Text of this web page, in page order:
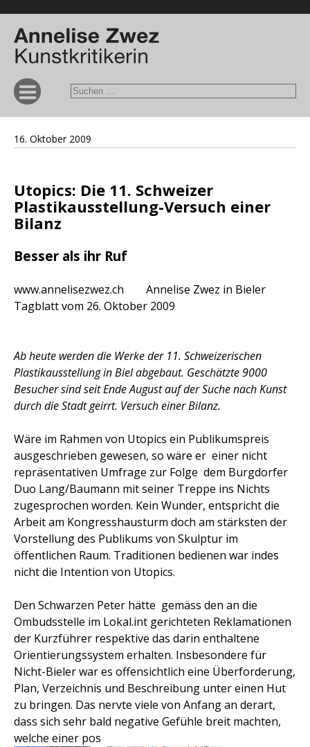
16. Oktober 2009
Utopics: Die 11. Schweizer
Plastikausstellung-Versuch einer
Bilanz
Besser als ihr Ruf
www.annelisezwez.ch Annelise Zwez in Bieler
Tagblatt vom 26. Oktober 2009
Ab heute werden die Werke der 11. Schweizerischen
Plastikausstellung in Biel abgebaut. Geschätzte 9000
Besucher sind seit Ende August auf der Suche nach Kunst
durch die Stadt geirrt. Versuch einer Bilanz.
Wäre im Rahmen von Utopics ein Publikumspreis
ausgeschrieben gewesen, so wäre er  einer nicht
repräsentativen Umfrage zur Folge  dem Burgdorfer
Duo Lang/Baumann mit seiner Treppe ins Nichts
zugesprochen worden. Kein Wunder, entspricht die
Arbeit am Kongresshausturm doch am stärksten der
Vorstellung des Publikums von Skulptur im
öffentlichen Raum. Traditionen bedienen war indes
nicht die Intention von Utopics.
Den Schwarzen Peter hätte  gemäss den an die
Ombudsstelle im Lokal.int gerichteten Reklamationen 
der Kurzführer respektive das darin enthaltene
Orientierungssystem erhalten. Insbesondere für
Nicht-Bieler war es offensichtlich eine Überforderung,
Plan, Verzeichnis und Beschreibung unter einen Hut
zu bringen. Das nervte viele von Anfang an derart,
dass sich sehr bald negative Gefühle breit machten,
welche einer pos